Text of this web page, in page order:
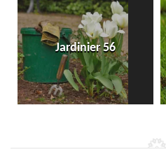
Jardinier 56